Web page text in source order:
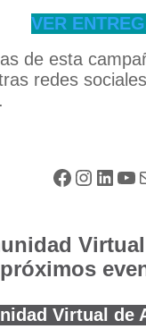
VER
de esta
redes
Facebook
próximos
Virtual de